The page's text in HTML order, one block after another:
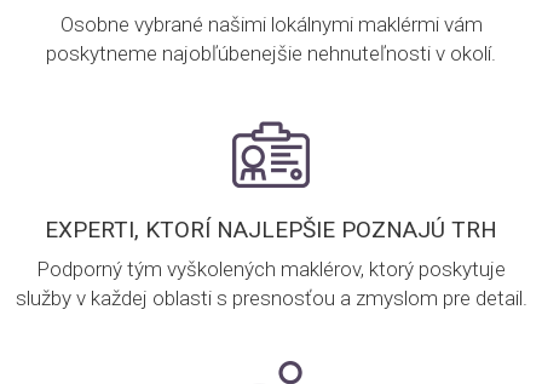
Osobne vybrané našimi lokálnymi maklérmi vám
poskytneme najobľúbenejšie nehnuteľnosti v okolí.
EXPERTI, KTORÍ NAJLEPŠIE POZNAJÚ TRH
Podporný tým vyškolených maklérov, ktorý poskytuje
služby v každej oblasti s presnosťou a zmyslom pre detail.